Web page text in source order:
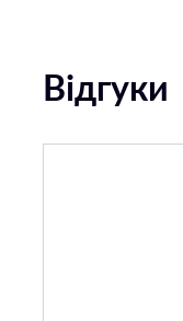
Відгуки